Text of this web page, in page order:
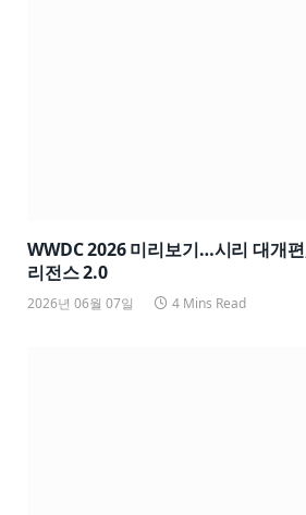
WWDC 2026 미리보기…시리 대개
리전스 2.0
2026년 06월 07일 4 Mins Read